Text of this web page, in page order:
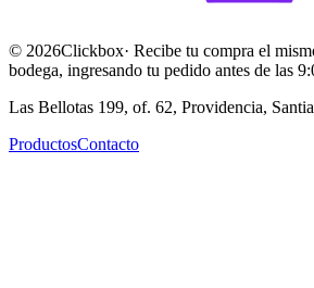
© 2026Clickbox· Recibe tu compra el
bodega, ingresando tu pedido antes de las
Las Bellotas 199, of. 62, Providencia,
ProductosContacto